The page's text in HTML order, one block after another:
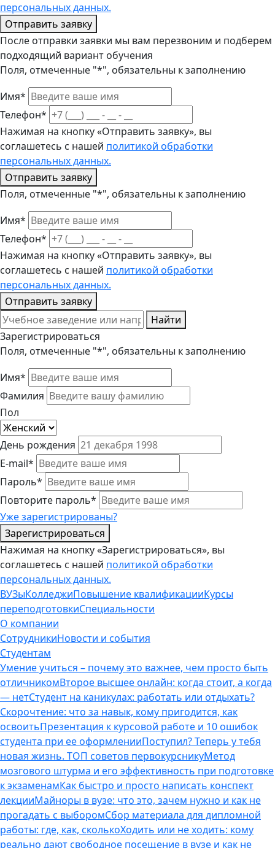
персональных данных.
Отправить заявку
После отправки заявки мы вам перезвоним и подберем
подходящий вариант обучения
Поля, отмеченные "*", обязательны к заполнению
Имя*
Телефон*
Нажимая на кнопку «Отправить заявку», вы
соглашетесь с нашей политикой обработки
персональных данных.
Отправить заявку
Поля, отмеченные "*", обязательны к заполнению
Имя*
Телефон*
Нажимая на кнопку «Отправить заявку», вы
соглашетесь с нашей политикой обработки
персональных данных.
Отправить заявку
Найти
Зарегистрироваться
Поля, отмеченные "*", обязательны к заполнению
Имя*
Фамилия
Пол
День рождения
E-mail*
Пароль*
Повторите пароль*
Уже зарегистрированы?
Зарегистрироваться
Нажимая на кнопку «Зарегистрироваться», вы
соглашетесь с нашей политикой обработки
персональных данных.
ВУЗыКолледжиПовышение квалификацииКурсы
переподготовкиСпециальности
О компании
СотрудникиНовости и события
Студентам
Умение учиться – почему это важнее, чем просто быть
отличникомВторое высшее онлайн: когда стоит, а когда
— нетСтудент на каникулах: работать или отдыхать?
Скорочтение: что за навык, кому пригодится, как
освоитьПрезентация к курсовой работе и 10 ошибок
студента при ее оформленииПоступил? Теперь у тебя
новая жизнь. ТОП советов первокурсникуМетод
мозгового штурма и его эффективность при подготовке
к экзаменамКак быстро и просто написать конспект
лекцииМайноры в вузе: что это, зачем нужно и как не
прогадать с выборомСбор материала для дипломной
работы: где, как, сколькоХодить или не ходить: кому
реально дают свободное посещение в вузе и как не